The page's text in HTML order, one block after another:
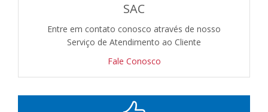
SAC
Entre em contato conosco através de nosso
Serviço de Atendimento ao Cliente
Fale Conosco